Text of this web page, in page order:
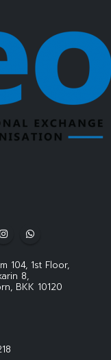
104, 1st Floor,
8,
BKK 10120